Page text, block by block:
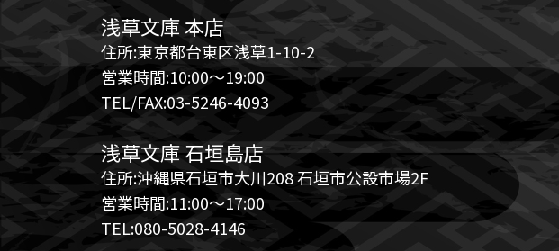
浅草文庫 本店
住所:東京都台東区浅草1-10-2
営業時間:10:00～19:00
TEL/FAX:03-5246-4093
浅草文庫 石垣島店
住所:沖縄県石垣市大川208 石垣市公設市場2F
営業時間:11:00～17:00
TEL:080-5028-4146